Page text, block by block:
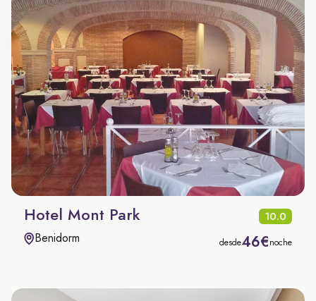
Hotel Mont Park 10.0
Benidorm desde46€noche